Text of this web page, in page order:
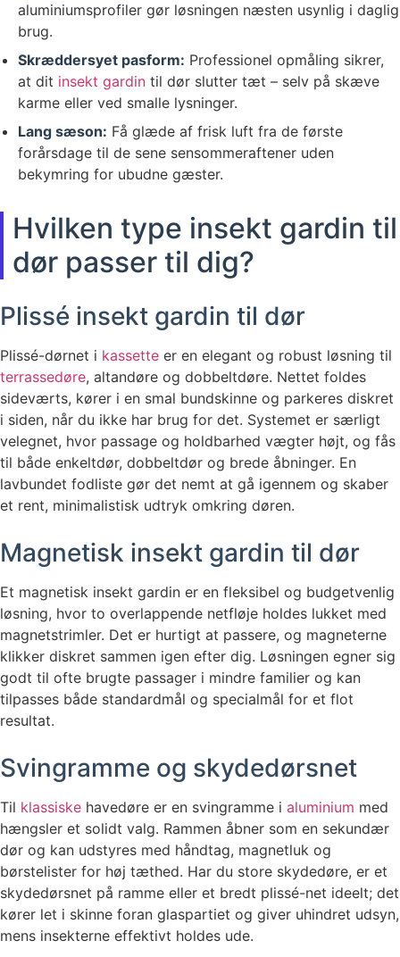
aluminiumsprofiler gør løsningen næsten usynlig i daglig
brug.
Skræddersyet pasform: Professionel opmåling sikrer,
at dit insekt gardin til dør slutter tæt – selv på skæve
karme eller ved smalle lysninger.
Lang sæson: Få glæde af frisk luft fra de første
forårsdage til de sene sensommeraftener uden
bekymring for ubudne gæster.
Hvilken type insekt gardin til
dør passer til dig?
Plissé insekt gardin til dør
Plissé-dørnet i kassette er en elegant og robust løsning til
terrassedøre, altandøre og dobbeltdøre. Nettet foldes
sideværts, kører i en smal bundskinne og parkeres diskret
i siden, når du ikke har brug for det. Systemet er særligt
velegnet, hvor passage og holdbarhed vægter højt, og fås
til både enkeltdør, dobbeltdør og brede åbninger. En
lavbundet fodliste gør det nemt at gå igennem og skaber
et rent, minimalistisk udtryk omkring døren.
Magnetisk insekt gardin til dør
Et magnetisk insekt gardin er en fleksibel og budgetvenlig
løsning, hvor to overlappende netfløje holdes lukket med
magnetstrimler. Det er hurtigt at passere, og magneterne
klikker diskret sammen igen efter dig. Løsningen egner sig
godt til ofte brugte passager i mindre familier og kan
tilpasses både standardmål og specialmål for et flot
resultat.
Svingramme og skydedørsnet
Til klassiske havedøre er en svingramme i aluminium med
hængsler et solidt valg. Rammen åbner som en sekundær
dør og kan udstyres med håndtag, magnetluk og
børstelister for høj tæthed. Har du store skydedøre, er et
skydedørsnet på ramme eller et bredt plissé-net ideelt; det
kører let i skinne foran glaspartiet og giver uhindret udsyn,
mens insekterne effektivt holdes ude.